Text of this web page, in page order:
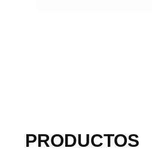
PRODUCTOS